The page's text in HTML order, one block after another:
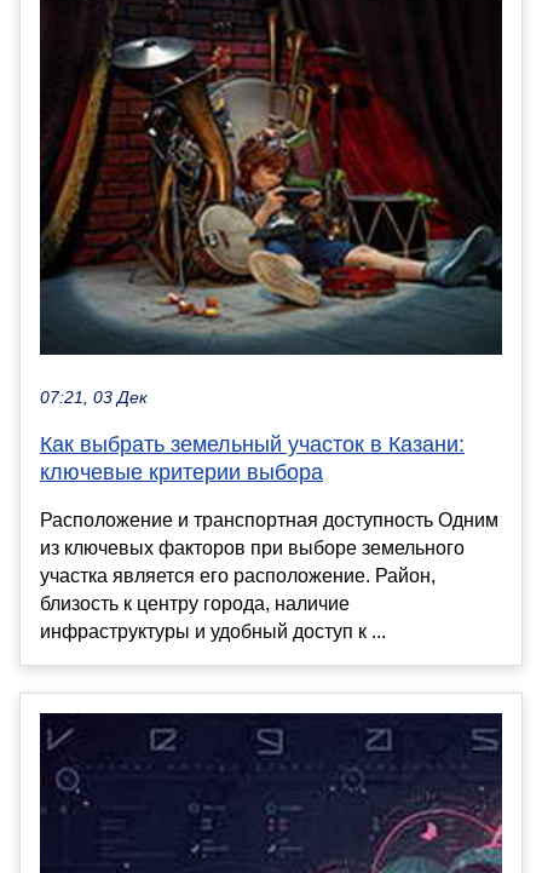
07:21, 03 Дек
Как выбрать земельный участок в Казани:
ключевые критерии выбора
Расположение и транспортная доступность Одним
из ключевых факторов при выборе земельного
участка является его расположение. Район,
близость к центру города, наличие
инфраструктуры и удобный доступ к ...